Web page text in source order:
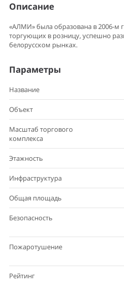
Описание
«АЛМИ» была образована в 2006-м
торгующих в розницу, успешно
белорусском рынках.
Параметры
Название
Объект
Масштаб торгового
комплекса
Этажность
Инфраструктура
Общая площадь
Безопасность
Пожаротушение
Рейтинг